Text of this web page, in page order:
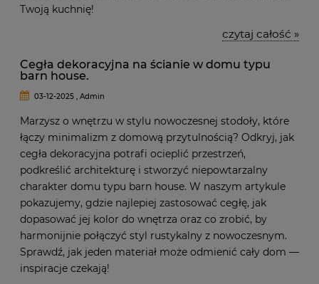
Twoją kuchnię!
czytaj całość »
Cegła dekoracyjna na ścianie w domu typu
barn house.
03-12-2025 , Admin
Marzysz o wnętrzu w stylu nowoczesnej stodoły, które
łączy minimalizm z domową przytulnością? Odkryj, jak
cegła dekoracyjna potrafi ocieplić przestrzeń,
podkreślić architekturę i stworzyć niepowtarzalny
charakter domu typu barn house. W naszym artykule
pokazujemy, gdzie najlepiej zastosować cegłę, jak
dopasować jej kolor do wnętrza oraz co zrobić, by
harmonijnie połączyć styl rustykalny z nowoczesnym.
Sprawdź, jak jeden materiał może odmienić cały dom —
inspiracje czekają!